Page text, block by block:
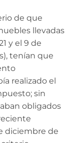
de que
llevadas
y el 9 de
tenían que
realizado el
sin
obligados
diciembre de